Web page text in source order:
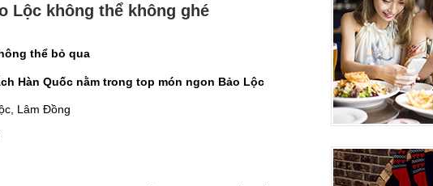
Lộc không thể không ghé
thể bỏ qua
Hàn Quốc nằm trong top món ngon Bảo Lộc
Lâm Đồng